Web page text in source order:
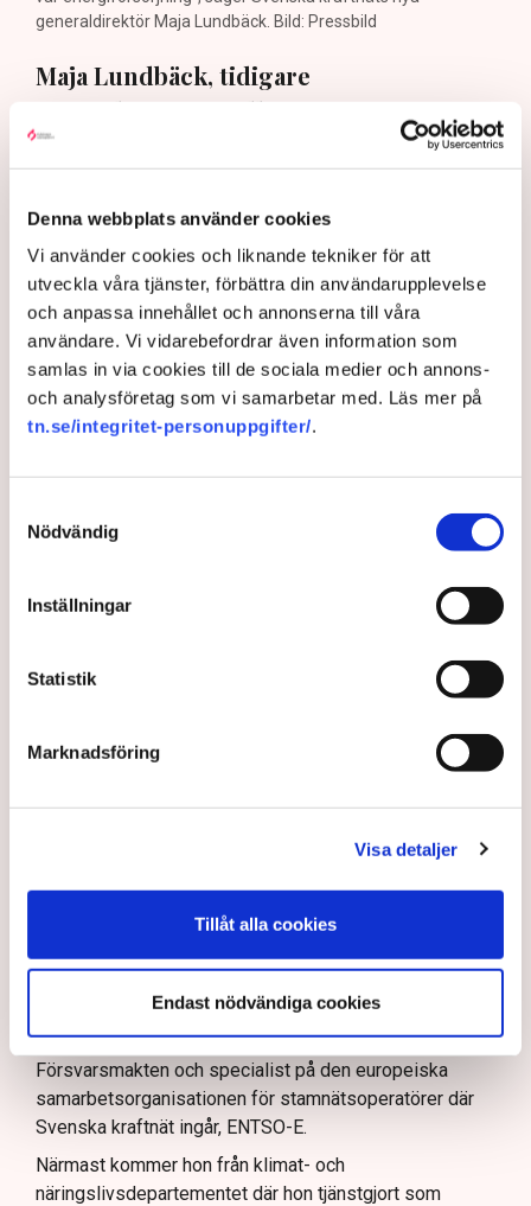
Denna webbplats använder cookies
Vi använder cookies och liknande tekniker för att
utveckla våra tjänster, förbättra din användarupplevelse
och anpassa innehållet och annonserna till våra
användare. Vi vidarebefordrar även information som
samlas in via cookies till de sociala medier och annons-
och analysföretag som vi samarbetar med. Läs mer på
tn.se/integritet-personuppgifter/.
Nödvändig
Inställningar
Statistik
Marknadsföring
Visa detaljer
Tillåt alla cookies
Endast nödvändiga cookies
generaldirektör Maja Lundbäck. Bild: Pressbild
Maja Lundbäck, tidigare
statssekreterare till energiminister
Ebba Busch, har precis tagit över som
Nu pekar hon ut vad som väntar: ”Det är
viktigt att vi kan matcha produktion och
konsumtion”, säger hon i en exklusiv
intervju med TN.
Den 30 juli beslutade regeringen att utse ingenjören och
elsystemsexperten Maja Lundbäck till ny
generaldirektör och chef för det statliga affärsverket
Eckemark som sent i fjol fick sluta efter endast sju
AI-sammanfattning
kraftnät.
industrin.
Maja Lundbäck vill se en mer proaktiv
systemoperatör.
Nya utlandsförbindelser ska analyseras noggrant.
Läs mer
Maja Lundbäck är energisystemsingenjör i botten och
bagaget. Därutöver har hon varit analytiker på
Strålsäkerhetsmyndigheten, chefsingenjör hos
Försvarsmakten och specialist på den europeiska
samarbetsorganisationen för stamnätsoperatörer där
Svenska kraftnät ingår, ENTSO-E.
Närmast kommer hon från klimat- och
näringslivsdepartementet där hon tjänstgjort som